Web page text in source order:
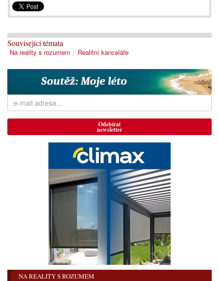
Související témata
Na reality s rozumem Realitní kanceláře
Odebírat
newsletter
NA REALITY S ROZUMEM